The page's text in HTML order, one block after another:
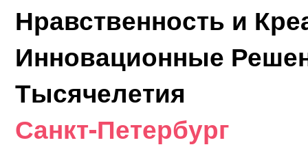
Нравственность и
Инновационные
Тысячелетия
Санкт-Петербург